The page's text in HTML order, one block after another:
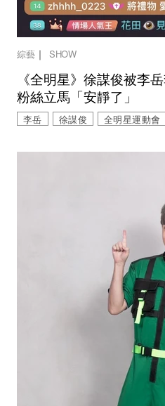
綜藝｜ SHOW
《全明星》徐謀俊被
粉絲立馬「安靜了」
李岳 徐謀俊 全明星運動會